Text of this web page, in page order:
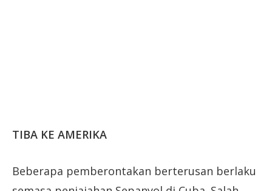
TIBA KE AMERIKA
Beberapa pemberontakan berterusan berlaku